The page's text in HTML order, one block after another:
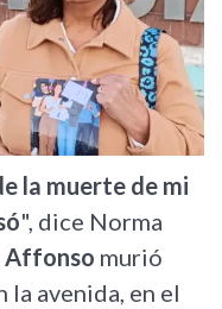
la muerte de mi
", dice Norma
Affonso murió
avenida, en el